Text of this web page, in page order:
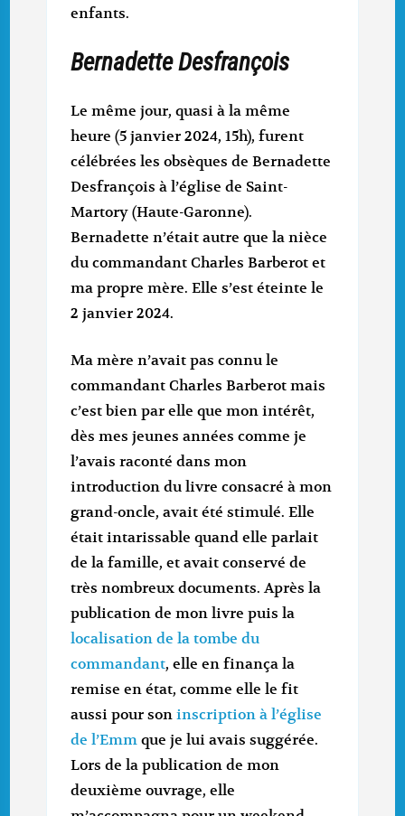
enfants.
Bernadette Desfrançois
Le même jour, quasi à la même
heure (5 janvier 2024, 15h), furent
célébrées les obsèques de Bernadette
Desfrançois à l’église de Saint-
Martory (Haute-Garonne).
Bernadette n’était autre que la nièce
du commandant Charles Barberot et
ma propre mère. Elle s’est éteinte le
2 janvier 2024.
Ma mère n’avait pas connu le
commandant Charles Barberot mais
c’est bien par elle que mon intérêt,
dès mes jeunes années comme je
l’avais raconté dans mon
introduction du livre consacré à mon
grand-oncle, avait été stimulé. Elle
était intarissable quand elle parlait
de la famille, et avait conservé de
très nombreux documents. Après la
publication de mon livre puis la
localisation de la tombe du
commandant, elle en finança la
remise en état, comme elle le fit
aussi pour soninscription à l’église
de l’Emm que je lui avais suggérée.
Lors de la publication de mon
deuxième ouvrage, elle